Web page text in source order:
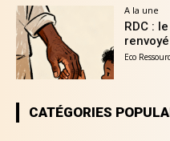
A la une
RDC :
Eco
CATÉGORIES